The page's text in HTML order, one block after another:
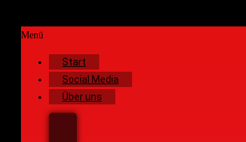
Menü
Start
Social Media
Über uns